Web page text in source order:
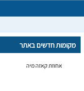
מקומות חדשים באתר
אחוזת קאזה מיה